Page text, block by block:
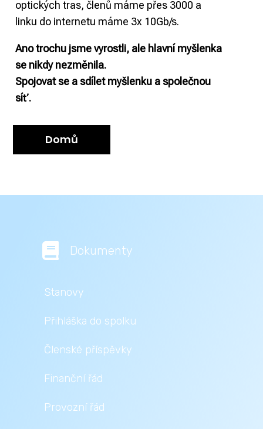
optických tras, členů máme přes 3000 a
linku do internetu máme 3x 10Gb/s.
Ano trochu jsme vyrostli, ale hlavní myšlenka
se nikdy nezměnila.
Spojovat se a sdílet myšlenku a společnou
síť.
Domů
 Dokumenty
Stanovy
Přihláška do spolku
Členské příspěvky
Finanční řád
Provozní řád